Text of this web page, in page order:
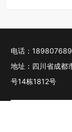
电话：
地址：四川省成都
号14栋1812号